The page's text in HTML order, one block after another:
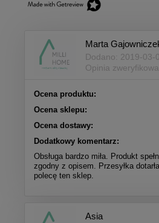
Marta
Dodano: 2019-03-
Opinia
Ocena produktu:
Ocena sklepu:
Ocena dostawy:
Dodatkowy komentarz:
Obsługa bardzo miła. Produkt
zgodny z opisem. Przesyłka
polecę ten sklep.
Asia